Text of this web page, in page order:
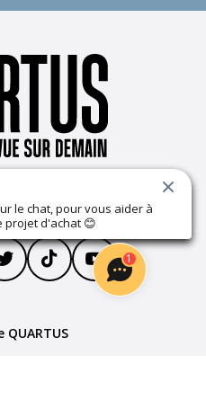
actualité
QUARTUS
1
le chat, pour vous aider à
projet d'achat 😊